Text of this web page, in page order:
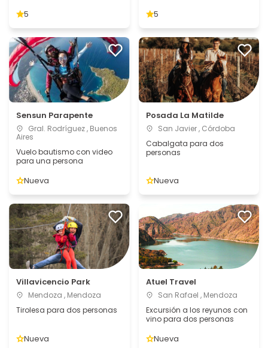
5 5
Sensun Parapente
Gral. Rodríguez , Buenos
Aires
Vuelo bautismo con video
para una persona
Nueva
Posada La Matilde
San Javier , Córdoba
Cabalgata para dos
personas
Nueva
Villavicencio Park
Mendoza , Mendoza
Tirolesa para dos personas
Nueva
Atuel Travel
San Rafael , Mendoza
Excursión a los reyunos con
vino para dos personas
Nueva